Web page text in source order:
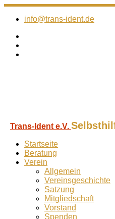
Zum
Inhalt
info@trans-ident.de
Trans-Ident e.V.
Startseite
Beratung
Verein
Allgemein
Vereins­geschichte
Satzung
Mitglied­schaft
Vorstand
Spenden